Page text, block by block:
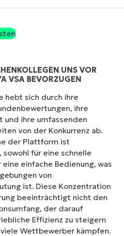
UNS VOR
VSA BEVORZUGEN
hebt sich durch ihre
ihre
und ihre umfassenden
von der Konkurrenz ab.
der Plattform ist
für eine schnelle
eine einfache Bedienung, was
von
ist. Diese Konzentration
beeinträchtigt nicht den
der darauf
Effizienz zu steigern
Wettbewerber kämpfen.